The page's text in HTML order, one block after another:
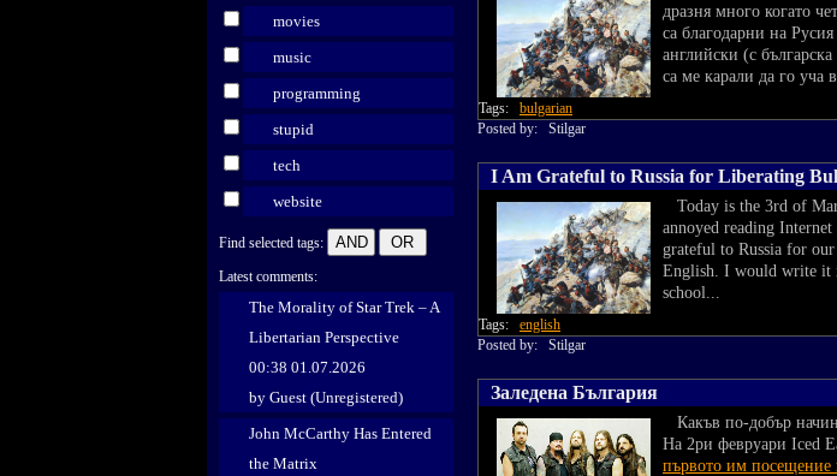
movies
music
programming
stupid
tech
website
Find selected tags:
Latest comments:
The Morality of Star Trek – A
Libertarian Perspective
00:38 01.07.2026
by Guest (Unregistered)
John McCarthy Has Entered
the Matrix
дразня много когато
са благодарни на
английски (с
са ме карали да го уча
Tags: bulgarian
Posted by: Stilgar
I Am Grateful to Russia for Liberating
Today is the 3rd of
annoyed reading Internet
grateful to Russia for
English. I would write it
school...
Tags: english
Posted by: Stilgar
Заледена България
Какъв по-добър начин
На 2ри февруари Iced
първото им посещение